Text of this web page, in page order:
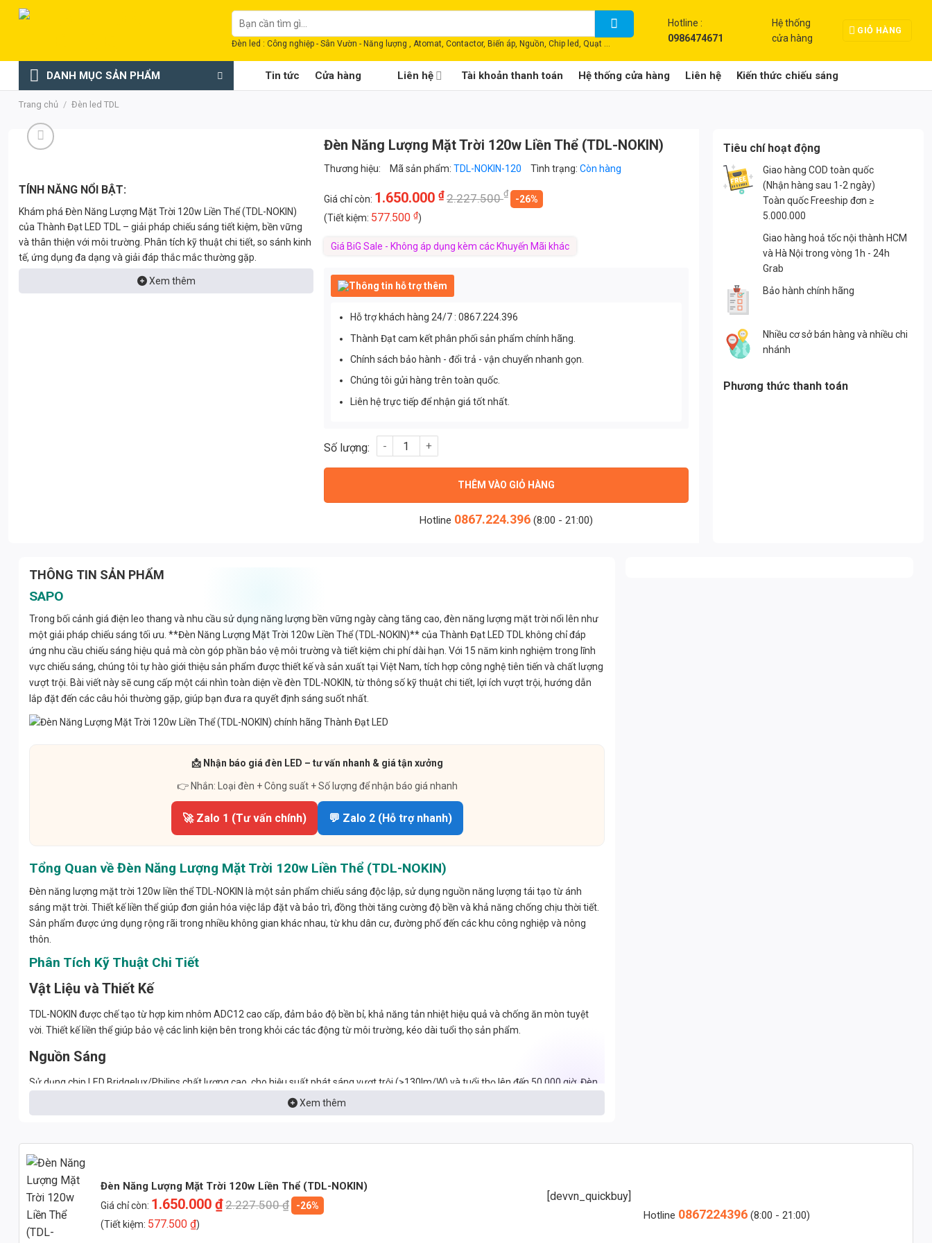
Chuyển
dung
Tìm
kiếm:
Đèn led : Công nghiệp - Sân Vườn - Năng lượng , Atomat, Contactor, Biến áp, Nguồn, Chip led, Quạt ...
Hotline :
0986474671
Hệ thống
cửa hàng
GIỎ HÀNG
DANH MỤC SẢN PHẨM Tin tức Cửa hàng Liên hệ Tài khoản thanh toán Hệ thống cửa hàng Liên hệ Kiến thức chiếu sáng
Trang chủ / Đèn led TDL
TÍNH NĂNG NỔI BẬT:
Khám phá Đèn Năng Lượng Mặt Trời 120w Liền Thể (TDL-NOKIN)
của Thành Đạt LED TDL – giải pháp chiếu sáng tiết kiệm, bền vững
và thân thiện với môi trường. Phân tích kỹ thuật chi tiết, so sánh kinh
tế, ứng dụng đa dạng và giải đáp thắc mắc thường gặp.
Xem thêm
Đèn Năng Lượng Mặt Trời 120w Liền Thể (TDL-NOKIN)
Thương hiệu: Mã sản phẩm: TDL-NOKIN-120 Tình trạng: Còn hàng
Giá chỉ còn: 1.650.000 ₫2.227.500₫
-26%
(Tiết kiệm: 577.500 ₫)
Giá BiG Sale - Không áp dụng kèm các Khuyến Mãi khác
Thông tin hỗ trợ thêm
Hỗ trợ khách hàng 24/7 : 0867.224.396
Thành Đạt cam kết phân phối sản phẩm chính hãng.
Chính sách bảo hành - đổi trả - vận chuyển nhanh gọn.
Chúng tôi gửi hàng trên toàn quốc.
Liên hệ trực tiếp để nhận giá tốt nhất.
Đèn Năng Lượng Mặt Trời 120w Liền Thể (TDL-NOKIN) số lượng
THÊM VÀO GIỎ HÀNG
Hotline 0867.224.396 (8:00 - 21:00)
Tiêu chí hoạt động
Giao hàng COD toàn quốc
(Nhận hàng sau 1-2 ngày)
Toàn quốc Freeship đơn ≥
5.000.000
Giao hàng hoả tốc nội thành HCM
và Hà Nội trong vòng 1h - 24h
Grab
Bảo hành chính hãng
Nhiều cơ sở bán hàng và nhiều chi
nhánh
Phương thức thanh toán
THÔNG TIN SẢN PHẨM
SAPO
Trong bối cảnh giá điện leo thang và nhu cầu sử dụng năng lượng bền vững ngày càng tăng cao, đèn năng lượng mặt trời nổi lên như
một giải pháp chiếu sáng tối ưu. **Đèn Năng Lượng Mặt Trời 120w Liền Thể (TDL-NOKIN)** của Thành Đạt LED TDL không chỉ đáp
ứng nhu cầu chiếu sáng hiệu quả mà còn góp phần bảo vệ môi trường và tiết kiệm chi phí dài hạn. Với 15 năm kinh nghiệm trong lĩnh
vực chiếu sáng, chúng tôi tự hào giới thiệu sản phẩm được thiết kế và sản xuất tại Việt Nam, tích hợp công nghệ tiên tiến và chất lượng
vượt trội. Bài viết này sẽ cung cấp một cái nhìn toàn diện về đèn TDL-NOKIN, từ thông số kỹ thuật chi tiết, lợi ích vượt trội, hướng dẫn
lắp đặt đến các câu hỏi thường gặp, giúp bạn đưa ra quyết định sáng suốt nhất.
📩 Nhận báo giá đèn LED – tư vấn nhanh & giá tận xưởng
👉 Nhắn: Loại đèn + Công suất + Số lượng để nhận báo giá nhanh
🚀 Zalo 1 (Tư vấn chính) 💬 Zalo 2 (Hỗ trợ nhanh)
Tổng Quan về Đèn Năng Lượng Mặt Trời 120w Liền Thể (TDL-NOKIN)
Đèn năng lượng mặt trời 120w liền thể TDL-NOKIN là một sản phẩm chiếu sáng độc lập, sử dụng nguồn năng lượng tái tạo từ ánh
sáng mặt trời. Thiết kế liền thể giúp đơn giản hóa việc lắp đặt và bảo trì, đồng thời tăng cường độ bền và khả năng chống chịu thời tiết.
Sản phẩm được ứng dụng rộng rãi trong nhiều không gian khác nhau, từ khu dân cư, đường phố đến các khu công nghiệp và nông
thôn.
Phân Tích Kỹ Thuật Chi Tiết
Vật Liệu và Thiết Kế
TDL-NOKIN được chế tạo từ hợp kim nhôm ADC12 cao cấp, đảm bảo độ bền bỉ, khả năng tản nhiệt hiệu quả và chống ăn mòn tuyệt
vời. Thiết kế liền thể giúp bảo vệ các linh kiện bên trong khỏi các tác động từ môi trường, kéo dài tuổi thọ sản phẩm.
Nguồn Sáng
Sử dụng chip LED Bridgelux/Philips chất lượng cao, cho hiệu suất phát sáng vượt trội (>130lm/W) và tuổi thọ lên đến 50.000 giờ. Đèn
cung cấp ba lựa chọn màu sắc ánh sáng: Trắng (6000K), Trung tính (4000K) và Vàng (3000K) để đáp ứng các nhu cầu chiếu sáng
khác nhau.
Chỉ Số Kỹ Thuật
CRI (Chỉ số hoàn màu): > 85, đảm bảo hiển thị màu sắc trung thực và sống động.
PF (Hệ số công suất): > 0.9, giúp tiết kiệm điện năng và ổn định hệ thống chiếu sáng.
Điện áp hoạt động: DC 12V
Thời gian sạc: 6-8 giờ (tùy thuộc vào cường độ ánh sáng mặt trời)
Xem thêm
Đèn Năng Lượng Mặt Trời 120w Liền Thể (TDL-NOKIN)
Giá chỉ còn: 1.650.000₫2.227.500₫
-26%
(Tiết kiệm: 577.500₫)
[devvn_quickbuy]
Hotline 0867224396 (8:00 - 21:00)